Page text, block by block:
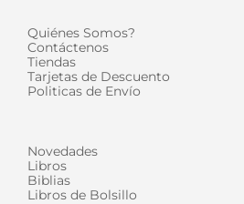
Quiénes Somos?
Contáctenos
Tiendas
Tarjetas de Descuento
Politicas de Envío
Novedades
Libros
Biblias
Libros de Bolsillo